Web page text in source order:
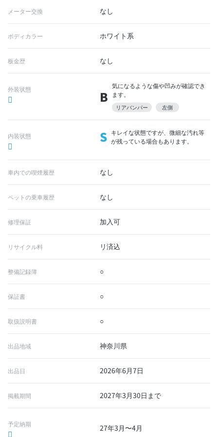
メーター交換 なし
ボディカラー ホワイト系
板金歴 なし
外装状態 B
気になるような傷や凹みが確認でき
ます。
リアバンパー 左側
内装状態 S キレイな状態ですが、微細な汚れ等
が残っている場合もあります。
車内での喫煙履歴 なし
ペットの乗車履歴 なし
修理保証 加入可
リサイクル料 リ済込
整備記録簿 ○
保証書 ○
取扱説明書 ○
出品地域 神奈川県
出品日 2026年6月7日
掲載期間 2027年3月30日まで
予定納期 27年3月〜4月